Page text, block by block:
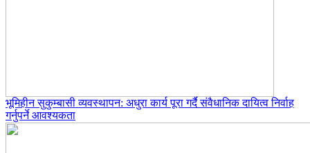
भूमिहीन सुकुम्बासी व्यवस्थापन: अधुरा कार्य पूरा गर्दै संवैधानिक दायित्व निर्वाह
गर्नुपर्ने आवश्यकता